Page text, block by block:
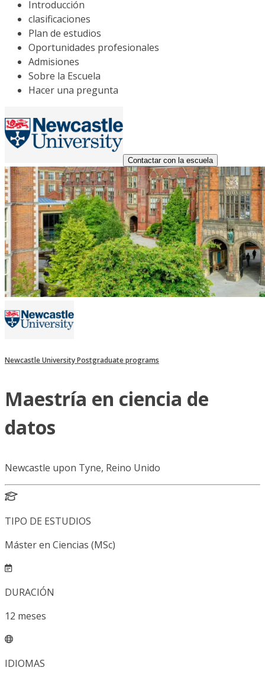
Introducción
clasificaciones
Plan de estudios
Oportunidades profesionales
Admisiones
Sobre la Escuela
Hacer una pregunta
Contactar con la escuela
Newcastle University Postgraduate programs
Maestría en ciencia de
datos
Newcastle upon Tyne, Reino Unido
TIPO DE ESTUDIOS
Máster en Ciencias (MSc)
DURACIÓN
12 meses
IDIOMAS